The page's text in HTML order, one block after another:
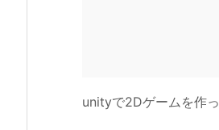
unityで2Dゲームを作